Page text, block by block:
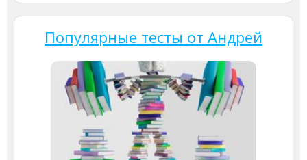
Популярные тесты от Андрей